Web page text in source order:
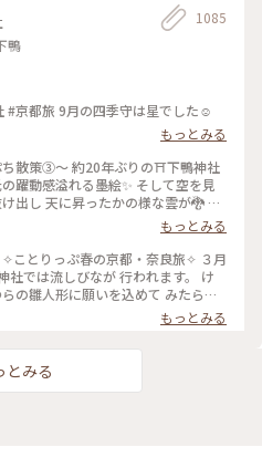
鴨
1085
#加茂御祖神社 #下鴨神社 #京都旅 9月の四季守は星でした☺️
もっとみる
ち散策③〜 約20年ぶりの⛩️下鴨神社
躍動感溢れる墨絵✨ そして空を見
出し 天に昇ったかの様な雲が🐉 パ
たd-maruでした #ご利益めぐり #
もっとみる
✧︎ことりっぷ春の京都・奈良旅✧︎ ３月
社では流しびなが 行われます。 け
の雛人形に願いを込めて みたらし
ちょうどこの日下鴨神社を 訪れる
てみたいと思って 行きましたが、
の様子は 全然見えませんでした😂
とお雛様の姿を遠目に やっと見る
時代の装束をした お雛様や来賓や
もっとみる
とみる